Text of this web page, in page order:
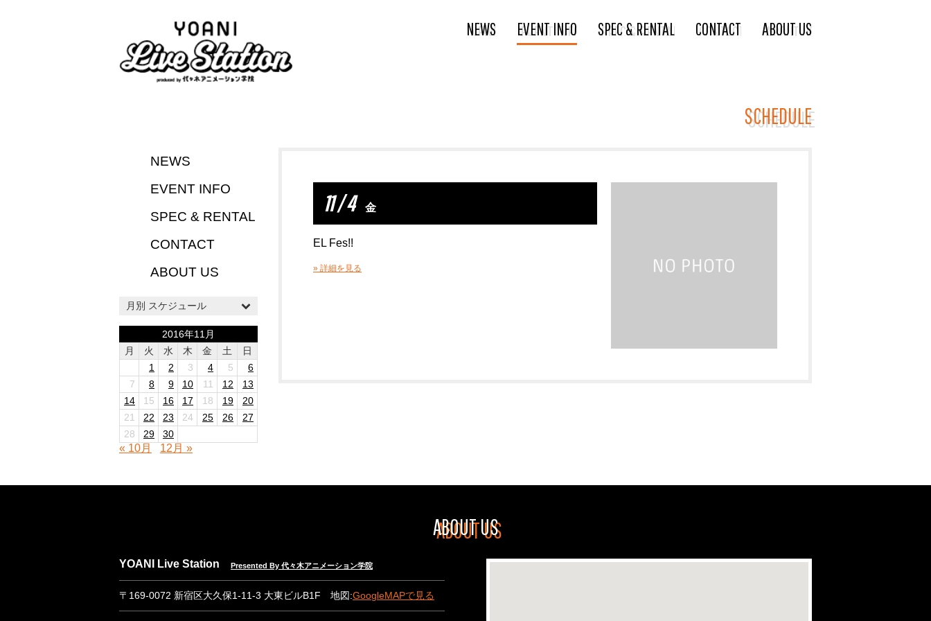
NEWS EVENT INFO SPEC & RENTAL CONTACT ABOUT US
SCHEDULE
NEWS
EVENT INFO
SPEC & RENTAL
CONTACT
ABOUT US
月別 スケジュール
2016年11月
月
火 水 木 金 土
日
1
2 3 4 5
6
7
8 9 10 11 12
13
14
15 16 17 18 19
20
21
22 23 24 25 26
27
28
29 30
« 10月 12月 »
11 / 4 金
EL Fes!!
» 詳細を見る
ABOUT US
YOANI Live Station Presented By 代々木アニメーション学院
〒169-0072 新宿区大久保1-11-3 大東ビルB1F 地図:GoogleMAPで見る